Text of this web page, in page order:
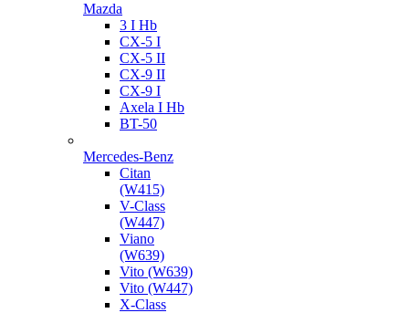
Mazda
3 I Hb
CX-5 I
CX-5 II
CX-9 II
CX-9 I
Axela I Hb
BT-50
Mercedes-Benz
Citan
(W415)
V-Class
(W447)
Viano
(W639)
Vito (W639)
Vito (W447)
X-Class